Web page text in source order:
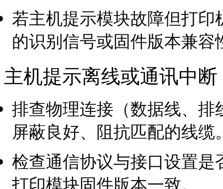
若主机提示模块故障但打
的识别信号或固件版本兼容
主机提示离线或通讯中断
排查物理连接（数据线、
屏蔽良好、阻抗匹配的线缆
检查通信协议与接口设置
打印模块固件版本一致。